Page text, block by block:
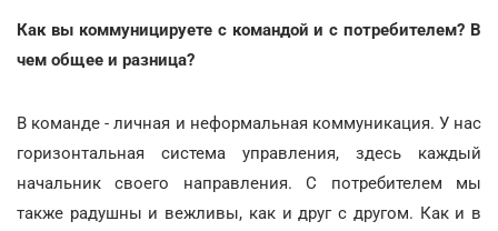
Как вы коммуницируете с командой и с потребителем? В
чем общее и разница?
В команде - личная и неформальная коммуникация. У нас
горизонтальная система управления, здесь каждый
начальник своего направления. С потребителем мы
также радушны и вежливы, как и друг с другом. Как и в